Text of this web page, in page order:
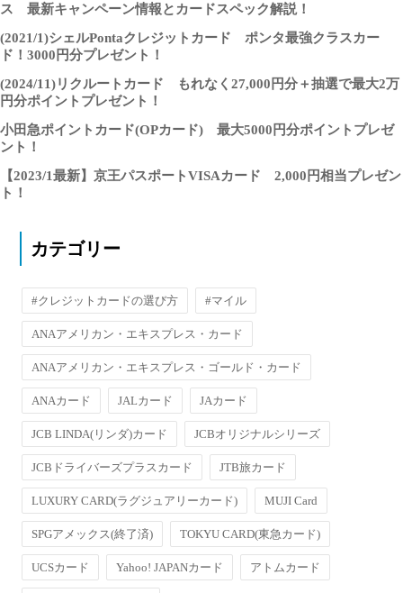
ス 最新キャンペーン情報とカードスペック解説！
(2021/1)シェルPontaクレジットカード ポンタ最強クラスカー
ド！3000円分プレゼント！
(2024/11)リクルートカード もれなく27,000円分＋抽選で最大2万
円分ポイントプレゼント！
小田急ポイントカード(OPカード) 最大5000円分ポイントプレゼ
ント！
【2023/1最新】京王パスポートVISAカード 2,000円相当プレゼン
ト！
カテゴリー
#クレジットカードの選び方 #マイル
ANAアメリカン・エキスプレス・カード
ANAアメリカン・エキスプレス・ゴールド・カード
ANAカード JALカード JAカード
JCB LINDA(リンダ)カード JCBオリジナルシリーズ
JCBドライバーズプラスカード JTB旅カード
LUXURY CARD(ラグジュアリーカード) MUJI Card
SPGアメックス(終了済) TOKYU CARD(東急カード)
UCSカード Yahoo! JAPANカード アトムカード